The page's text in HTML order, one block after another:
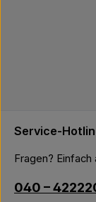
Service-
Fragen? Einfach
040 –